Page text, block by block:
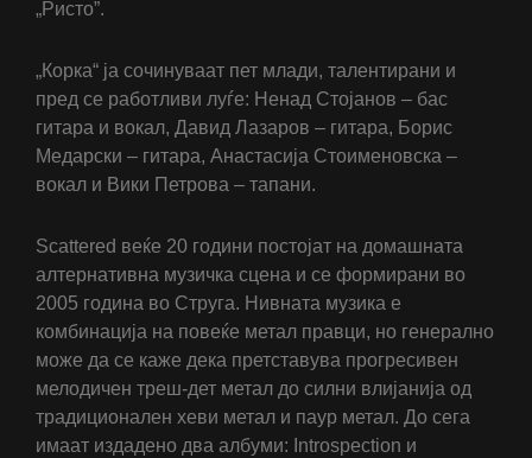
„Ристо”.
„Корка“ ја сочинуваат пет млади, талентирани и
пред се работливи луѓе: Ненад Стојанов – бас
гитара и вокал, Давид Лазаров – гитара, Борис
Медарски – гитара, Анастасија Стоименовска –
вокал и Вики Петрова – тапани.
Scattered веќе 20 години постојат на домашната
алтернативна музичка сцена и се формирани во
2005 година во Струга. Нивната музика е
комбинација на повеќе метал правци, но генерално
може да се каже дека претставува прогресивен
мелодичен треш-дет метал до силни влијанија од
традиционален хеви метал и паур метал. До сега
имаат издадено два албуми: Introspection и